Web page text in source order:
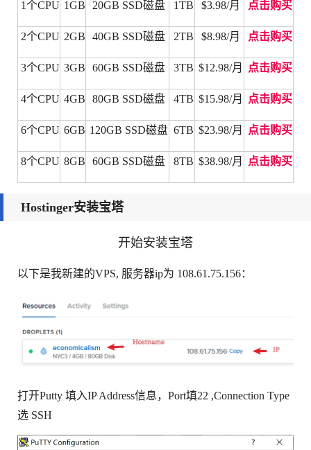
1个CPU 1GB 20GB SSD磁盘 1TB $3.98/月 点击购买
2个CPU 2GB 40GB SSD磁盘 2TB $8.98/月 点击购买
3个CPU 3GB 60GB SSD磁盘 3TB $12.98/月 点击购买
4个CPU 4GB 80GB SSD磁盘 4TB $1 5.98/月 点击购买
6个CPU 6GB 1 20GB SSD磁盘 6TB $23.98/月 点击购买
8个CPU 8GB 60GB SSD磁盘 8TB $38.98/月 点击购买
Hostinger安装宝塔
开始安装宝塔
以下是我新建的VPS, 服务器ip为 108.61.75.156：
打开Putty 填入IP Address信息，Port填22 ,Connection Type
选 SSH